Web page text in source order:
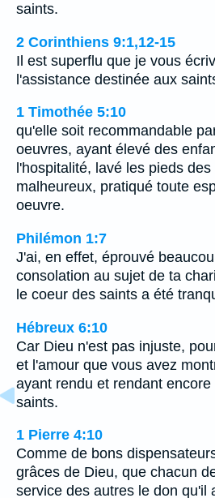
saints.
2 Corinthiens 9:1,12-15
Il est superflu que je vous
l'assistance destinée aux
1 Timothée 5:10
qu'elle soit recommandable
oeuvres, ayant élevé des
l'hospitalité, lavé les pieds
malheureux, pratiqué toute
oeuvre.
Philémon 1:7
J'ai, en effet, éprouvé
consolation au sujet de ta
le coeur des saints a été
Hébreux 6:10
Car Dieu n'est pas injuste,
et l'amour que vous avez
ayant rendu et rendant
saints.
1 Pierre 4:10
Comme de bons
grâces de Dieu, que chacun
service des autres le don qu'il